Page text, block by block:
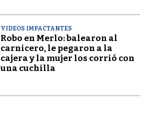
VIDEOS IMPACTANTES
Robo en Merlo: balearon al
carnicero, le pegaron a la
cajera y la mujer los corrió con
una cuchilla